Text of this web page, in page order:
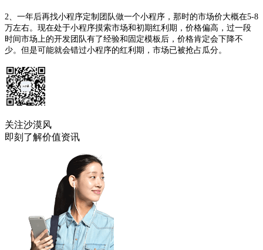
2、一年后再找小程序定制团队做一个小程序，那时的市场价大概在5-8
万左右。现在处于小程序摸索市场和初期红利期，价格偏高，过一段
时间市场上的开发团队有了经验和固定模板后，价格肯定会下降不
少。但是可能就会错过小程序的红利期，市场已被抢占瓜分。
关注沙漠风
即刻了解价值资讯